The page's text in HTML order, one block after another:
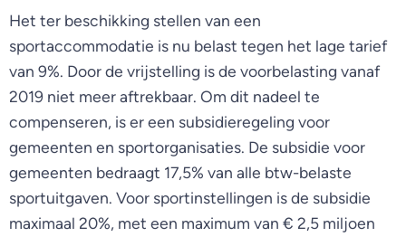
Het ter beschikking stellen van een
sportaccommodatie is nu belast tegen het lage tarief
van 9%. Door de vrijstelling is de voorbelasting vanaf
2019 niet meer aftrekbaar. Om dit nadeel te
compenseren, is er een subsidieregeling voor
gemeenten en sportorganisaties. De subsidie voor
gemeenten bedraagt 17,5% van alle btw-belaste
sportuitgaven. Voor sportinstellingen is de subsidie
maximaal 20%, met een maximum van € 2,5 miljoen